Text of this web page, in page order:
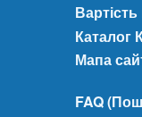
Каталог
Мапа
FAQ